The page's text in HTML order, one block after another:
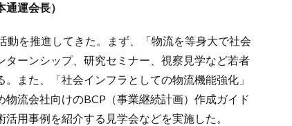
運会長）
を推進してきた。まず、「物流を等身大で社会
ーンシップ、研究セミナー、視察見学など若者
また、「社会インフラとしての物流機能強化」
流会社向けのBCP（事業継続計画）作成ガイド
用事例を紹介する見学会などを実施した。